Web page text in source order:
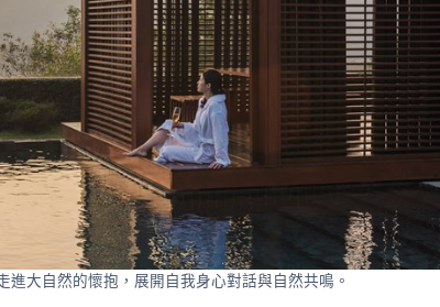
大自然的懷抱，展開自我身心對話與自然共鳴。